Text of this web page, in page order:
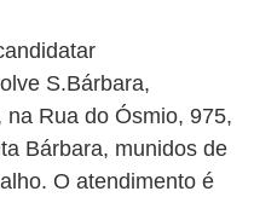
S.Bárbara,
Rua do Ósmio, 975,
Bárbara, munidos de
O atendimento é